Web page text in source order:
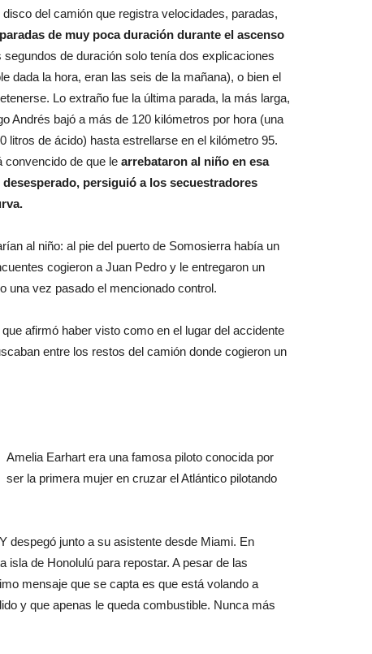
del camión que registra velocidades, paradas,
de muy poca duración durante el ascenso
de duración solo tenía dos explicaciones
dada la hora, eran las seis de la mañana), o bien el
Lo extraño fue la última parada, la más larga,
Andrés bajó a más de 120 kilómetros por hora (una
litros de ácido) hasta estrellarse en el kilómetro 95.
convencido de que le arrebataron al niño en esa
persiguió a los secuestradores
al niño: al pie del puerto de Somosierra había un
cogieron a Juan Pedro y le entregaron un
una vez pasado el mencionado control.
afirmó haber visto como en el lugar del accidente
entre los restos del camión donde cogieron un
Amelia Earhart era una famosa piloto conocida por
ser la primera mujer en cruzar el Atlántico pilotando
despegó junto a su asistente desde Miami. En
de Honolulú para repostar. A pesar de las
mensaje que se capta es que está volando a
y que apenas le queda combustible. Nunca más